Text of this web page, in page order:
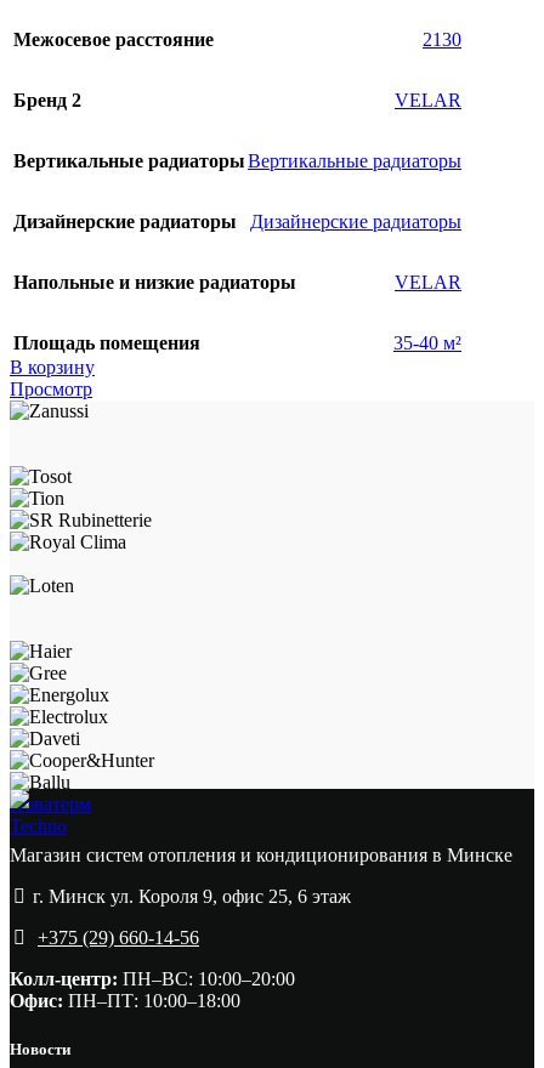
Межосевое расстояние 2130
Бренд 2 VELAR
Вертикальные радиаторыВертикальные радиаторы
Дизайнерские радиаторы Дизайнерские радиаторы
Напольные и низкие радиаторы VELAR
Площадь помещения
35-40 м²
В корзину
Просмотр
Новатерм
Techno
Магазин систем отопления и кондиционирования в Минске
г. Минск ул. Короля 9, офис 25, 6 этаж
+375 (29) 660-14-56
Колл-центр: ПН–ВС: 10:00–20:00​
Офис: ПН–ПТ: 10:00–18:00
Новости